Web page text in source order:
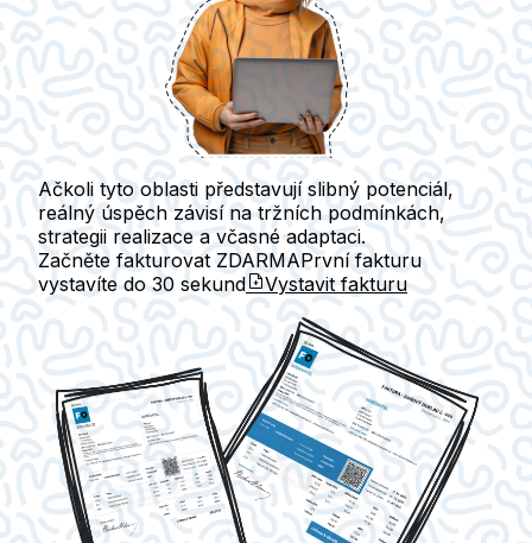
Ačkoli tyto oblasti představují slibný potenciál,
reálný úspěch závisí na tržních podmínkách,
strategii realizace a včasné adaptaci.
Začněte fakturovat ZDARMAPrvní fakturu
vystavíte do 30 sekund Vystavit fakturu